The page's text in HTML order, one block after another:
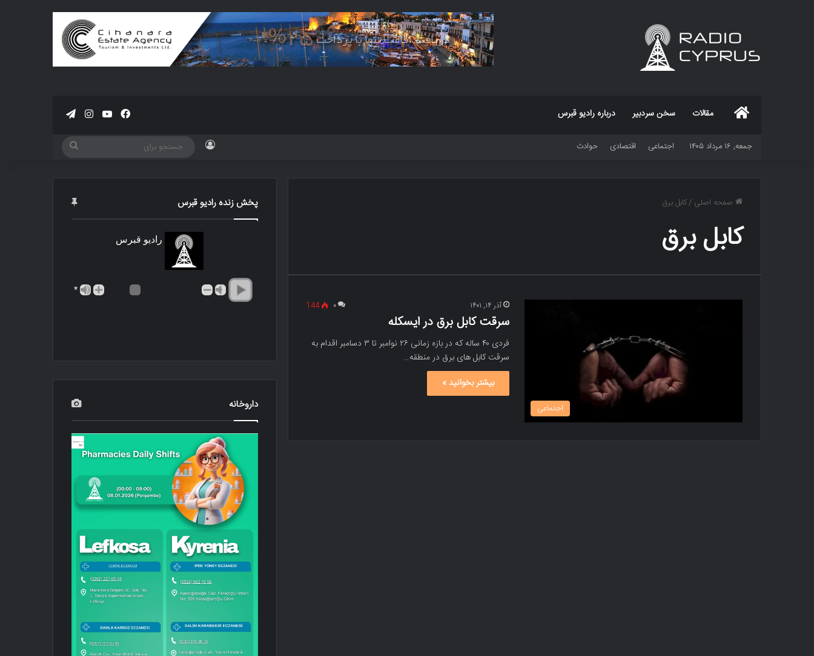
مقالات سخن سردبیر درباره رادیو قبرس فیسبوکیوتیوباینستاگرام
جمعه, ۱۶ مرداد ۱۴۰۵ اجتماعی اقتصادی حوادث
صفحه اصلی /کابل برق
کابل برق
اجتماعی
آذر ۱۴, ۱۴۰۱ ۰ 144
سرقت کابل برق در ایسکله
فردی ۴۰ ساله که در بازه زمانی ۲۶ نوامبر تا ۳ دسامبر اقدام به
سرقت کابل های برق در منطقه…
بیشتر بخوانید »
پخش زنده رادیو قبرس
رادیو قبرس
*
داروخانه